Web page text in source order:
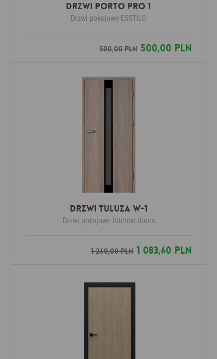
Drzwi Porto Pro 1
Drzwi pokojowe ESSTILO
500,00 PLN500,00 PLN
Drzwi Tuluza W-1
Drzwi pokojowe Intenso doors
1 260,00 PLN1 083,60 PLN